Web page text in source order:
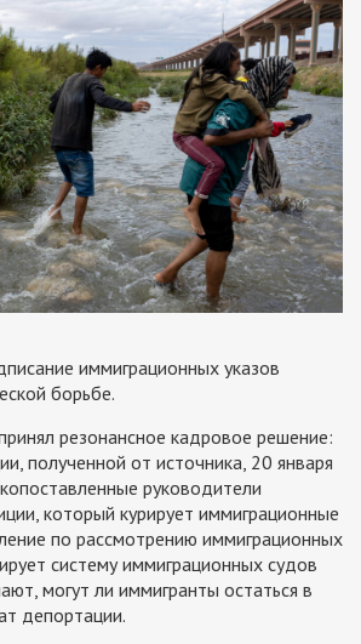
иммиграционных указов
борьбе.
резонансное кадровое решение:
полученной от источника, 20 января
руководители
который курирует иммиграционные
по рассмотрению иммиграционных
систему иммиграционных судов
могут ли иммигранты остаться в
депортации.